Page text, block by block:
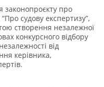
законопроєкту про
судову експертизу”,
створення незалежної
конкурсного відбору
від
керівника,